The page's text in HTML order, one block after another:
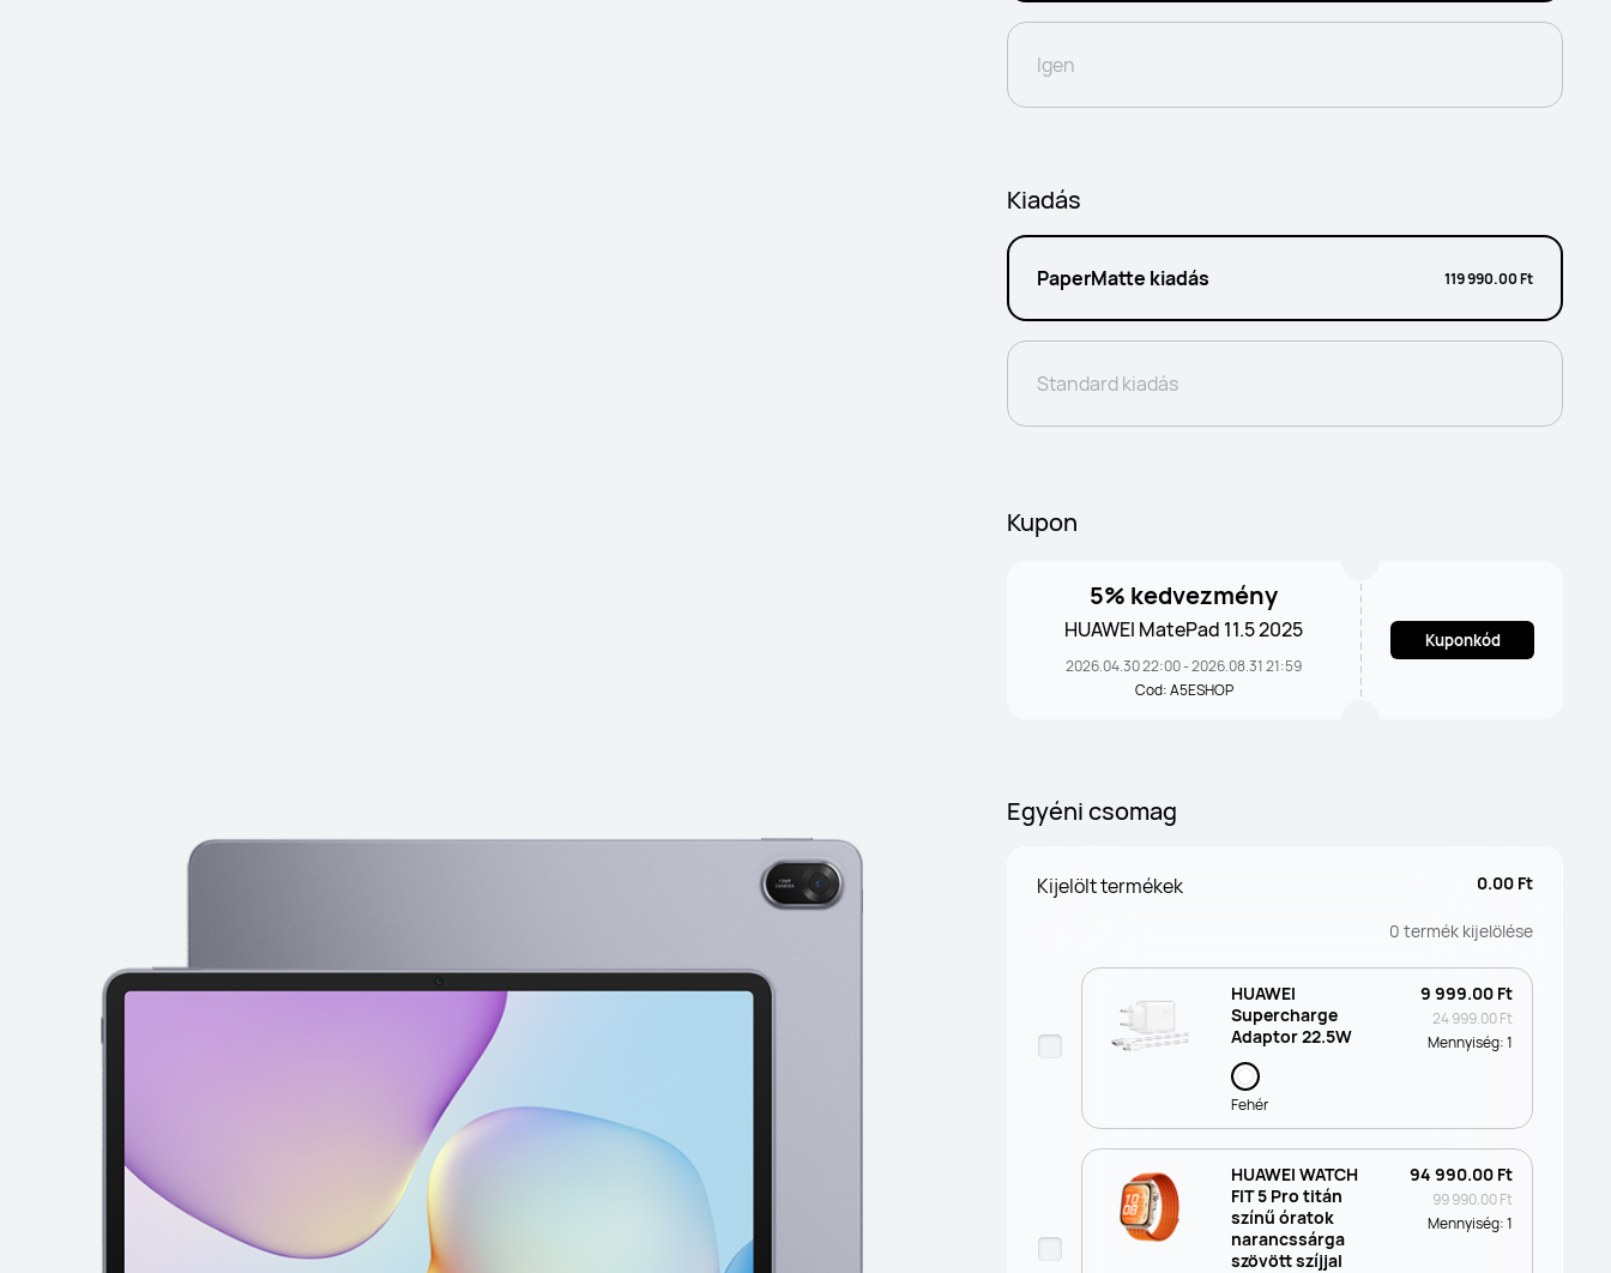
Igen
Kiadás
PaperMatte kiadás 119 990.00 Ft
Standard kiadás
Kupon
5% kedvezmény
HUAWEI MatePad 11.5 2025
2026.04.30 22:00 - 2026.08.31 21:59
Cod: A5ESHOP
Kuponkód
Egyéni csomag
Kijelölt termékek 0.00 Ft
0 termék kijelölése
HUAWEI
Supercharge
Adaptor 22.5W
Fehér
9 999.00 Ft
24 999.00 Ft
Mennyiség:1
HUAWEI WATCH
FIT 5 Pro titán
színű óratok
narancssárga
szövött szíjjal
94 990.00 Ft
99 990.00 Ft
Mennyiség:1